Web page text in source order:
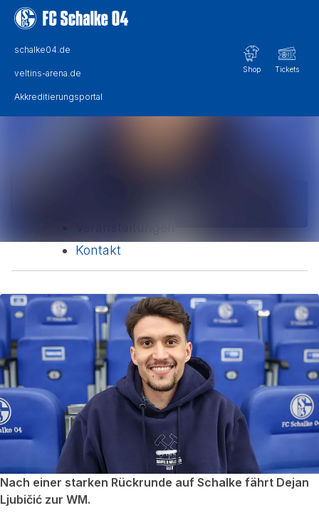
Kontakt
Nach einer starken Rückrunde auf Schalke fährt Dejan
Ljubičić zur WM.